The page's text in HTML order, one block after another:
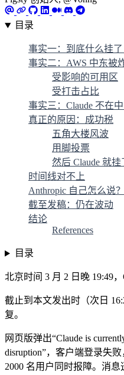
目录
事实一：到底什么挂了
事实二：AWS 中东被
受影响的可用区
受打击占比
事实三：Claude 不在
真正的原因：成功税
五角大楼风波
用脚投票
然后 Claude 就挂
时间线对不上
Anthropic 自己怎么说？
截至发稿：仍在波动
结论
References
目录
北京时间 3 月 2 日晚 19:49，
截止到本文发出时（次日
复。
网页版弹出“Claude is
disruption”，客户端登录失
2000 名用户同时报障。消